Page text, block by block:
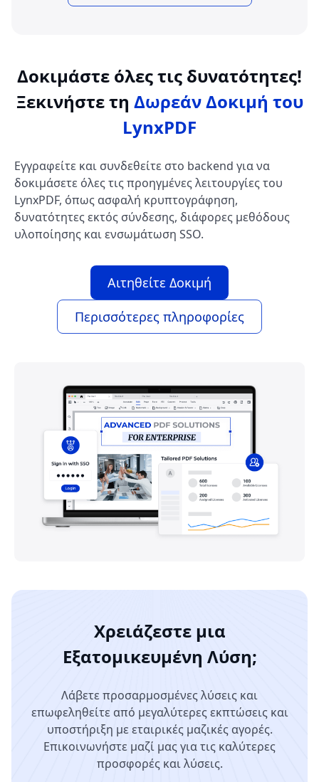
Δοκιμάστε όλες τις δυνατότητες!
Ξεκινήστε τη Δωρεάν Δοκιμή του
LynxPDF
Εγγραφείτε και συνδεθείτε στο backend για να
δοκιμάσετε όλες τις προηγμένες λειτουργίες του
LynxPDF, όπως ασφαλή κρυπτογράφηση,
δυνατότητες εκτός σύνδεσης, διάφορες μεθόδους
υλοποίησης και ενσωμάτωση SSO.
Αιτηθείτε Δοκιμή
Περισσότερες πληροφορίες
Χρειάζεστε μια
Εξατομικευμένη Λύση;
Λάβετε προσαρμοσμένες λύσεις και
επωφεληθείτε από μεγαλύτερες εκπτώσεις και
υποστήριξη με εταιρικές μαζικές αγορές.
Επικοινωνήστε μαζί μας για τις καλύτερες
προσφορές και λύσεις.